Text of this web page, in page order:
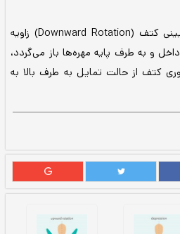
خود برمی‌گردد.
فقرات) دور می‌شود.
با انجام دادن حرکت نزدیک کردن کتف یا ریتراکشن (Retraction)
حرکت می‌کند.